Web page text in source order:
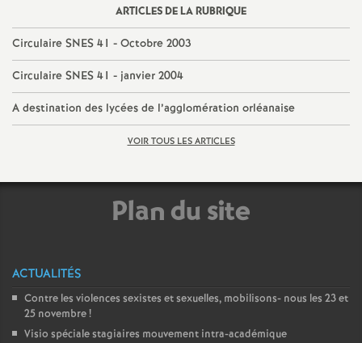
l
d
e
E
e
ARTICLES DE LA RUBRIQUE
Circulaire SNES 41 - Octobre 2003
Circulaire SNES 41 - janvier 2004
A destination des lycées de l’agglomération orléanaise
VOIR TOUS LES ARTICLES
Plan du site
ACTUALITÉS
Contre les violences sexistes et sexuelles, mobilisons- nous les 23 et
25 novembre!
Visio spéciale stagiaires mouvement intra-académique